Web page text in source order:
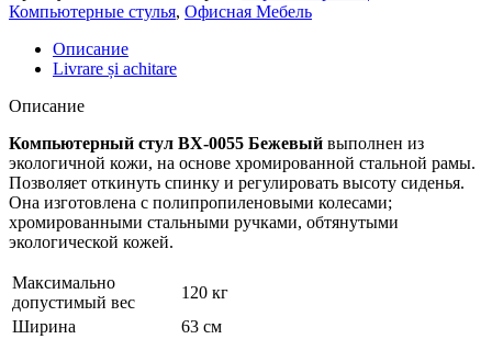
Компьютерные стулья, Офисная Мебель
Описание
Livrare și achitare
Описание
Компьютерный стул BX-0055 Бежевый выполнен из
экологичной кожи, на основе хромированной стальной рамы.
Позволяет откинуть спинку и регулировать высоту сиденья.
Она изготовлена с полипропиленовыми колесами;
хромированными стальными ручками, обтянутыми
экологической кожей.
Максимально
допустимый вес
120 кг
Ширина
63 см